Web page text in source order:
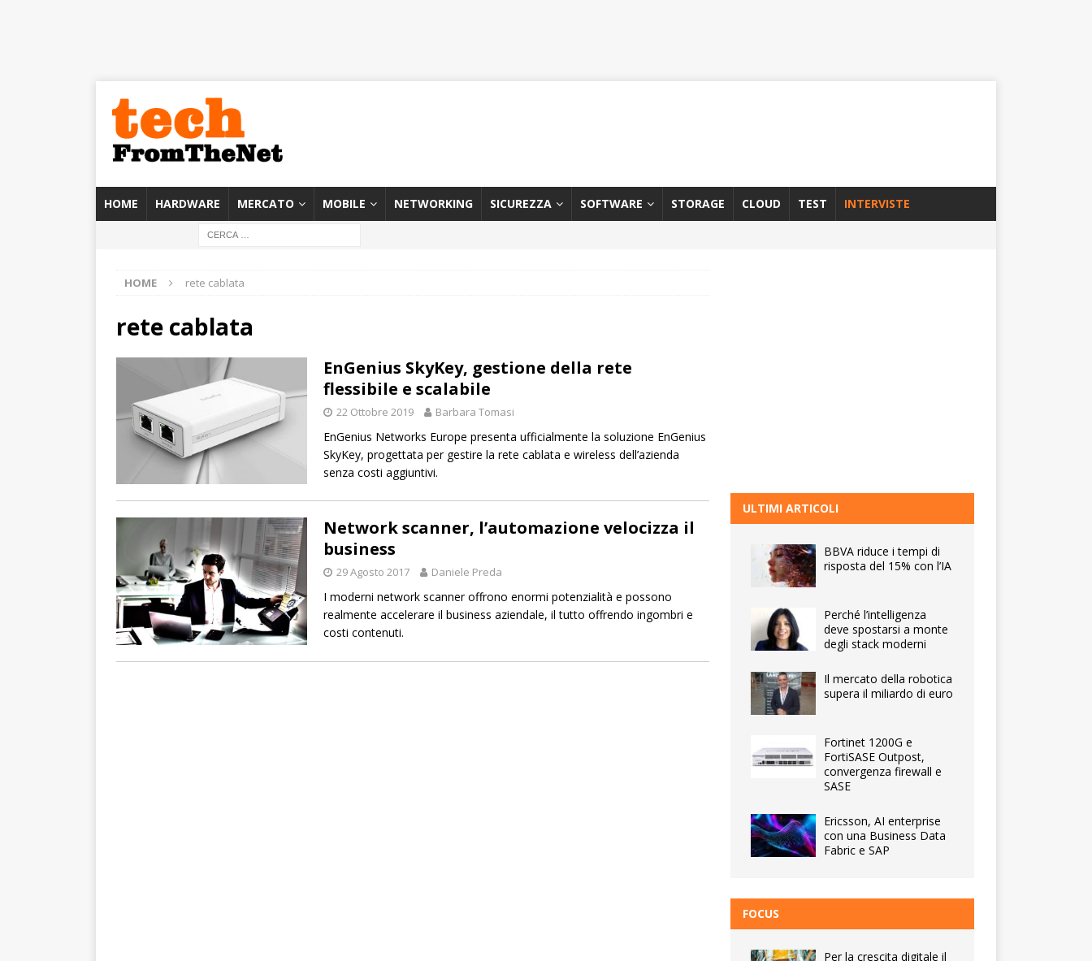
HOME HARDWARE MERCATO MOBILE NETWORKING SICUREZZA SOFTWARE STORAGE CLOUD TEST INTERVISTE
HOME rete cablata
rete cablata
EnGenius SkyKey, gestione della rete
flessibile e scalabile
22 Ottobre 2019 Barbara Tomasi
EnGenius Networks Europe presenta ufficialmente la soluzione EnGenius
SkyKey, progettata per gestire la rete cablata e wireless dell’azienda
senza costi aggiuntivi.
Network scanner, l’automazione velocizza il
business
29 Agosto 2017 Daniele Preda
I moderni network scanner offrono enormi potenzialità e possono
realmente accelerare il business aziendale, il tutto offrendo ingombri e
costi contenuti.
ULTIMI ARTICOLI
BBVA riduce i tempi di
risposta del 15% con l’IA
Perché l’intelligenza
deve spostarsi a monte
degli stack moderni
Il mercato della robotica
supera il miliardo di euro
Fortinet 1200G e
FortiSASE Outpost,
convergenza firewall e
SASE
Ericsson, AI enterprise
con una Business Data
Fabric e SAP
FOCUS
Per la crescita digitale il